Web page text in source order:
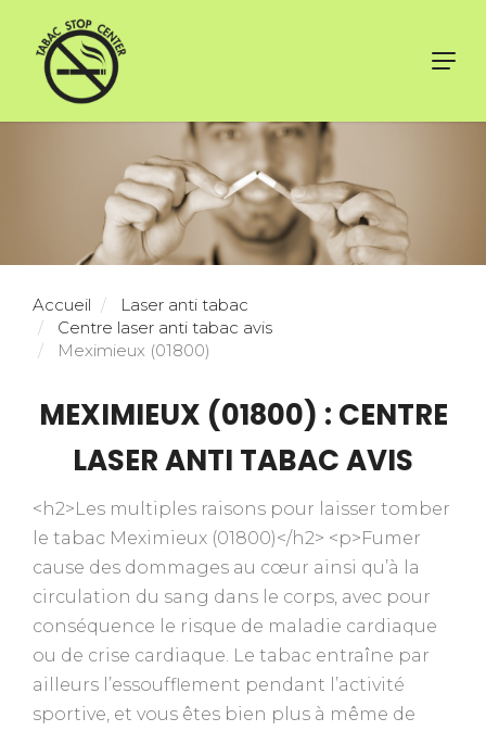
Accueil
Laser anti tabac
Centre laser anti tabac avis
Meximieux (01800)
MEXIMIEUX (01800) : CENTRE
LASER ANTI TABAC AVIS
<h2>Les multiples raisons pour laisser tomber
le tabac Meximieux (01800)</h2> <p>Fumer
cause des dommages au cœur ainsi qu’à la
circulation du sang dans le corps, avec pour
conséquence le risque de maladie cardiaque
ou de crise cardiaque. Le tabac entraîne par
ailleurs l’essoufflement pendant l’activité
sportive, et vous êtes bien plus à même de